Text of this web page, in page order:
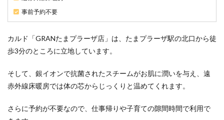
こ？
5.4
4.横浜
市青
葉区
度払
いが
でき
ット
事前予約不要
カルド「GRANたまプラーザ店」は、たまプラーザ駅の北口から徒
歩3分のところに立地しています。
そして、銀イオンで抗菌されたスチームがお肌に潤いを与え、遠
赤外線床暖房では体の芯からじっくりと温めてくれます。
さらに予約が不要なので、仕事帰りや子育ての隙間時間で利用で